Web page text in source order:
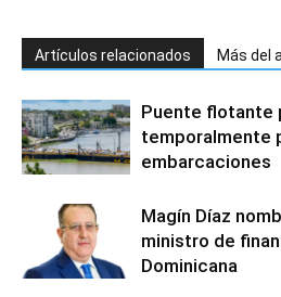
Artículos relacionados Más del
Puente flotante
temporalmente
embarcaciones
Magín Díaz
ministro de
Dominicana